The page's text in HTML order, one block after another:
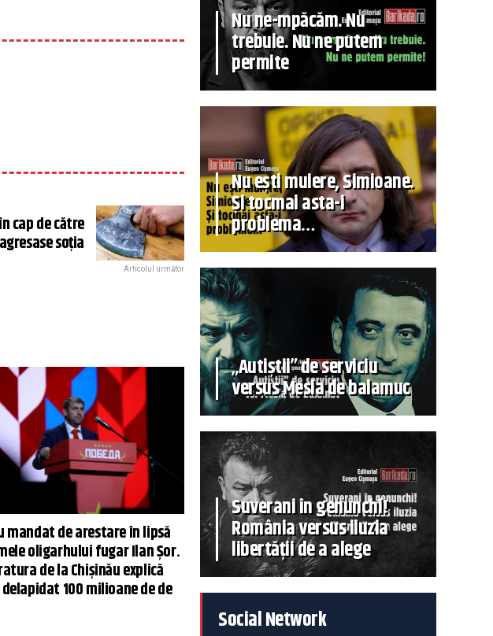
cap de către
soția
Articolul următor
mandat de arestare în lipsă
oligarhului fugar Ilan Şor.
de la Chișinău explică
100 milioane de de
Nu ne-mpăcăm. Nu
trebuie. Nu ne putem
permite
Nu ești muiere, Simioane.
Și tocmai asta-i
problema…
„Autiștii” de serviciu
versus Mesia de balamuc
Suverani în genunchi!
România versus iluzia
libertății de a alege
Social Network